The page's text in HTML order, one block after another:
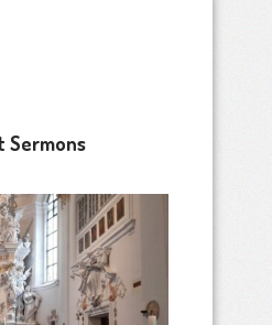
Sermons